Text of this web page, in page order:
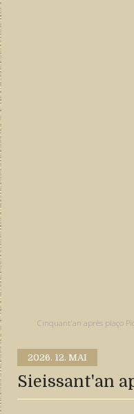
Cinquant'an après plaço
2026. 12. MAI
Sieissant'an